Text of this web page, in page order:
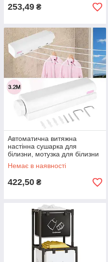
253,49 ₴
Автоматична витяжна
настінна сушарка для
білизни, мотузка для білизни
(4 шнура по 3,2 метра)
(2875)
Немає в наявності
422,50 ₴